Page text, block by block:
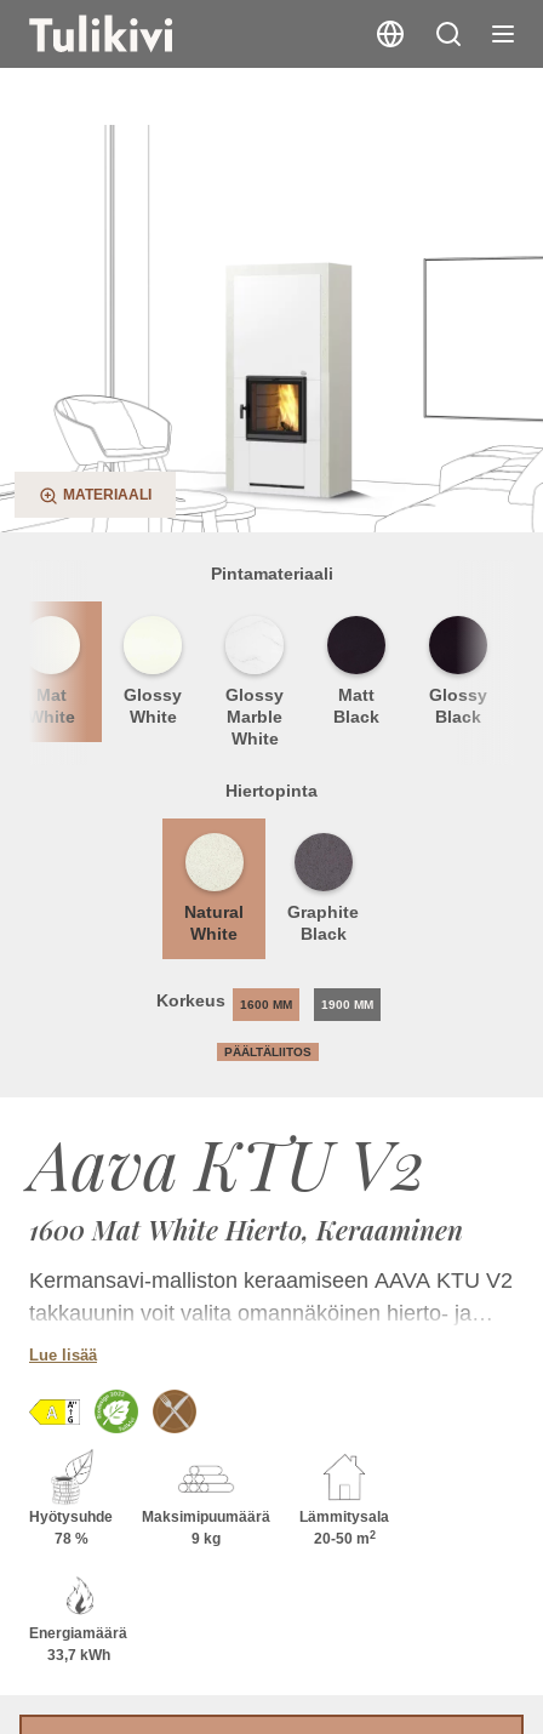
MATERIAALI
Aava KTU V2
1600 Mat White Hierto, Keraaminen
Kermansavi-malliston keraamiseen AAVA KTU V2
takkauunin voit valita omannäköinen hierto- ja
laattapinnan yhdistelmän lukuisissa
ansiosta helposti sijoitettavissa tilaan kuin tilaan ja
korkeutta kasvattamalla voit lisätä sen
lämmönvarauskykyä. AAVA KTU:n takkapesää
voit lisäksi hyödyntää ruoanlaitossa.
Lue lisää
Hyötysuhde
78 %
Maksimipuumäärä
9 kg
Lämmitysala
20-50 m2
Energiamäärä
33,7 kWh
Pintamateriaali
Mat
White
Glossy
White
Glossy
Marble
White
Matt
Black
Glossy
Black
Hiertopinta
Natural
White
Graphite
Black
Korkeus 1600 MM 1900 MM
PÄÄLTÄLIITOS